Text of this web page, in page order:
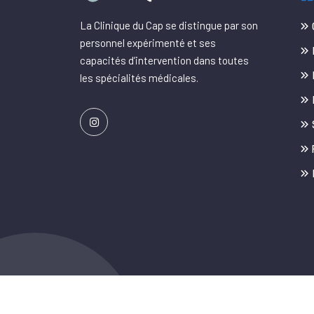
La Clinique du Cap se distingue par son
personnel expérimenté et ses
capacités d’intervention dans toutes
les spécialités médicales.